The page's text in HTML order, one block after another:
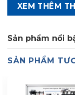
XEM THÊM
Sản phẩm nổi
SẢN PHẨM